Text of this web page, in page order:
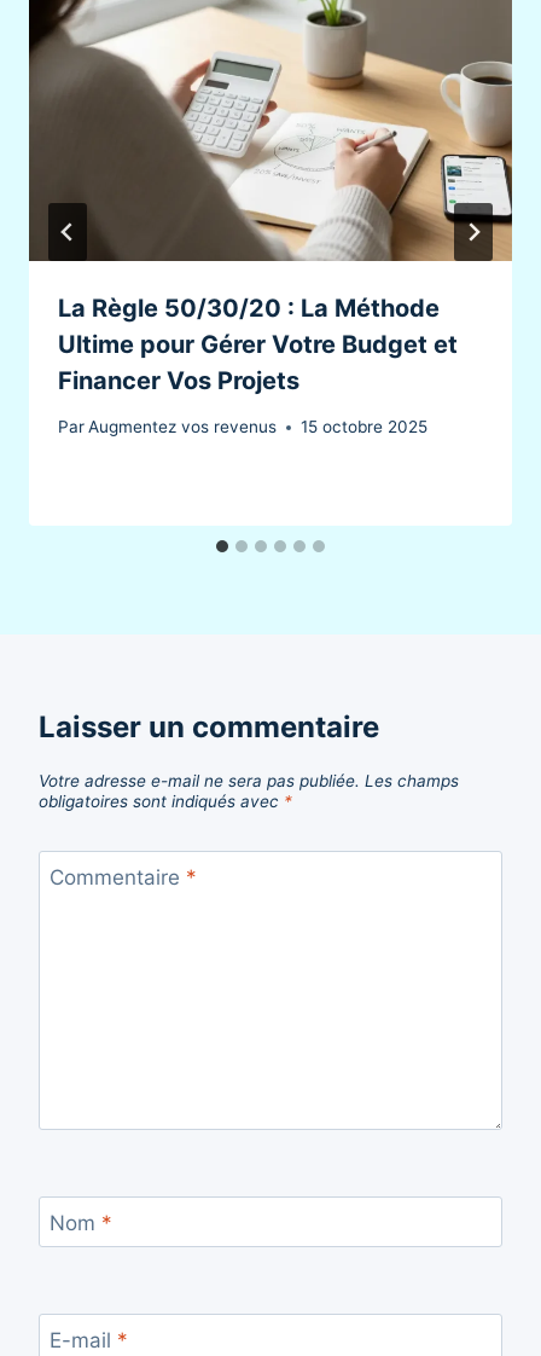
La Règle 50/30/20 : La Méthode
Ultime pour Gérer Votre Budget et
Financer Vos Projets
ParAugmentez vos revenus 15 octobre 2025
Laisser un commentaire
Votre adresse e-mail ne sera pas publiée. Les champs
obligatoires sont indiqués avec *
Commentaire *
Nom *
E-mail *